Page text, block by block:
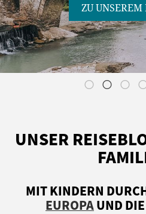
ZU
UNSER
MIT KINDERN
EUROPAUND DIE